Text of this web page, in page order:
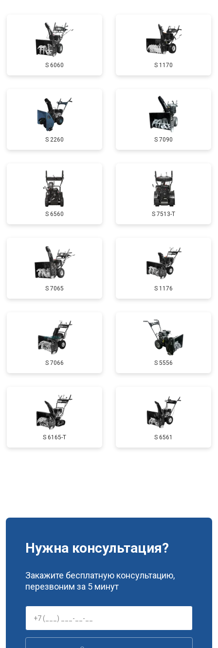
Замена глушителя Заказать
Замена маховика от 3050 ₽ Заказать
Натяжка тросов Заказать
Ремонт электропроводки от 3150 ₽ Заказать
Полное ТО от 4900 ₽
Регулировка зазоров клапанов от 2800 ₽
Замена свечей зажигания от 1820 ₽ Заказать
Демонтаж-монтаж двигателя от 6400 ₽ Заказать
Ремонт сцепления
Установка комплекта прокладок
двигателя
от 5500 ₽ Заказать
двигателя и редуктора
от 2500 ₽
от 2750 ₽
Чистка карбюратора от 3780 ₽ Заказать
Замена/Pемонт шнека от 2580 ₽ Заказать
Замена/Pемонт стартера от 3720 ₽ Заказать
Замена подшипников от 2500 ₽ Заказать
S 6060 S 1170
S 2260 S 7090
S 6560 S 7513-T
S 7065 S 1176
S 7066 S 5556
S 6165-T S 6561
Нужна консультация?
Закажите бесплатную консультацию,
перезвоним за 5 минут